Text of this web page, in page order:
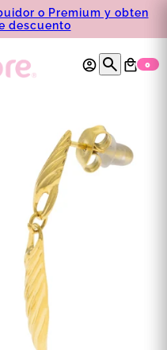
o Premium y obten
descuento